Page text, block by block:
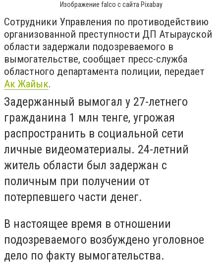
Изображение falco с сайта Pixabay
Сотрудники Управления по противодействию
организованной преступности ДП Атырауской
области задержали подозреваемого в
вымогательстве, сообщает пресс-служба
областного департамента полиции, передает
Ак Жайык.
Задержанный вымогал у 27-летнего
гражданина 1 млн тенге, угрожая
распространить в социальной сети
личные видеоматериалы. 24-летний
житель области был задержан с
поличным при получении от
потерпевшего части денег.
В настоящее время в отношении
подозреваемого возбуждено уголовное
дело по факту вымогательства.